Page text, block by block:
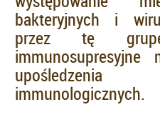
bakteryjnych i
przez tę
upośledzenia
immunologicznych.